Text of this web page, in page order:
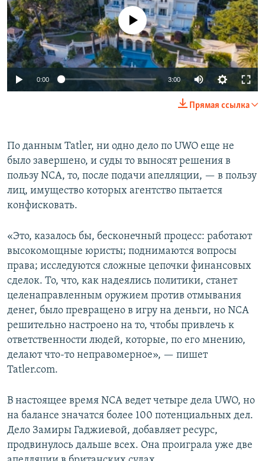
720p 1080p
No media source currently available
0:00 3:00
720p
1080p
Прямая ссылка
По данным Tatler, ни одно дело по UWO еще не
было завершено, и суды то выносят решения в
пользу NCA, то, после подачи апелляции, — в пользу
лиц, имущество которых агентство пытается
конфисковать.
«Это, казалось бы, бесконечный процесс: работают
высокомощные юристы; поднимаются вопросы
права; исследуются сложные цепочки финансовых
сделок. То, что, как надеялись политики, станет
целенаправленным оружием против отмывания
денег, было превращено в игру на деньги, но NCA
решительно настроено на то, чтобы привлечь к
ответственности людей, которые, по его мнению,
делают что-то неправомерное», — пишет
Tatler.com.
В настоящее время NCA ведет четыре дела UWO, но
на балансе значатся более 100 потенциальных дел.
Дело Замиры Гаджиевой, добавляет ресурс,
продвинулось дальше всех. Она проиграла уже две